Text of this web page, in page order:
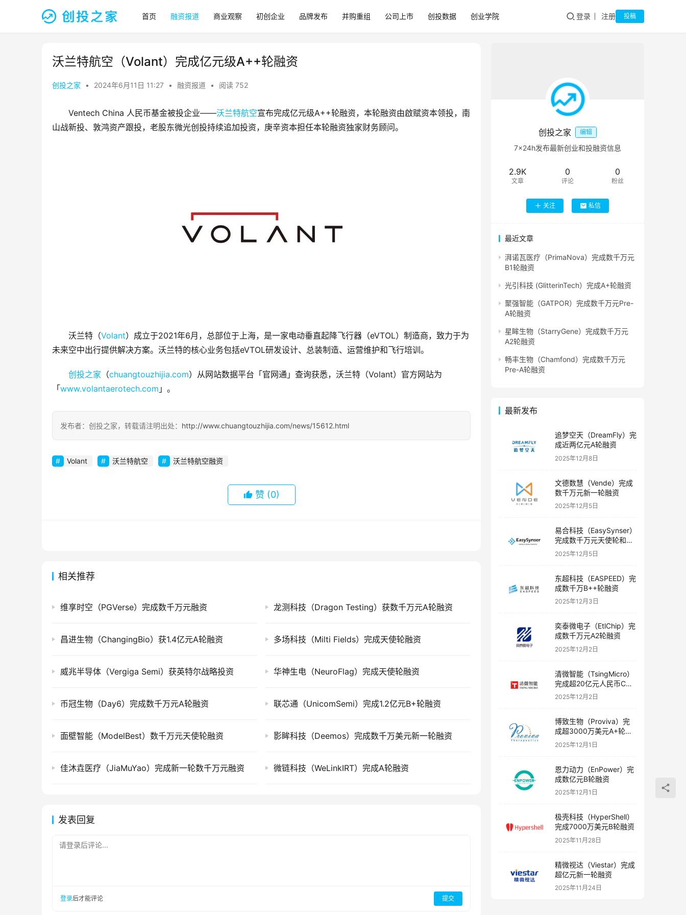
首页 融资报道 商业观察 初创企业 品牌发布 并购重组 公司上市 创投数据 创业学院 登录 注册 投稿
沃兰特航空（Volant）完成亿元级A++轮融资
创投之家 • 2024年6月11日 11:27 • 融资报道 • 阅读 752
Ventech China 人民币基金被投企业——沃兰特航空宣布完成亿元级A++轮融资，本轮融资由啟赋资本领投，南
山战新投、敦鸿资产跟投，老股东微光创投持续追加投资，庚辛资本担任本轮融资独家财务顾问。
沃兰特（Volant）成立于2021年6月，总部位于上海，是一家电动垂直起降飞行器（eVTOL）制造商，致力于为
未来空中出行提供解决方案。沃兰特的核心业务包括eVTOL研发设计、总装制造、运营维护和飞行培训。
创投之家 （chuangtouzhijia.com）从网站数据平台「官网通」查询获悉，沃兰特（Volant）官方网站为
「www.volantaerotech.com 」。
发布者：创投之家，转载请注明出处： http://www.chuangtouzhijia.com/news/15612.html
Volant 沃兰特航空 沃兰特航空融资
赞 (0)
相关推荐
维享时空（PGVerse）完成数千万元融资 龙测科技（Dragon Testing）获数千万元A轮融资
昌进生物（ChangingBio）获1.4亿元A轮融资 多场科技（Milti Fields）完成天使轮融资
威兆半导体（Vergiga Semi）获英特尔战略投资 华神生电（NeuroFlag）完成天使轮融资
币冠生物（Day6）完成数千万元A轮融资 联芯通（UnicomSemi）完成1.2亿元B+轮融资
面壁智能（ModelBest）数千万元天使轮融资 影眸科技（Deemos）完成数千万美元新一轮融资
佳沐垚医疗（JiaMuYao）完成新一轮数千万元融资 微链科技（WeLinkIRT）完成A轮融资
发表回复
请登录后评论...
登录后才能评论 提交
创投之家 编辑
7×24h发布最新创业和投融资信息
2.9K
文章
0
评论
0
粉丝
关注 私信
最近文章
湃诺瓦医疗（PrimaNova）完成数千万元
B1轮融资
光引科技 (GlitterinTech）完成A+轮融资
聚强智能（GATPOR）完成数千万元Pre-
A轮融资
星眸生物（StarryGene）完成数千万元
A2轮融资
畅丰生物（Chamfond）完成数千万元
Pre-A轮融资
最新发布
追梦空天（DreamFly）完
成近两亿元A轮融资
2025年12月8日
文德数慧（Vende）完成
数千万元新一轮融资
2025年12月5日
易合科技（EasySynser）
完成数千万元天使轮和天
使+轮融资
2025年12月5日
东超科技（EASPEED）完
成数千万B++轮融资
2025年12月3日
奕泰微电子（EtlChip）完
成数千万元A2轮融资
2025年12月2日
清微智能（TsingMicro）
完成超20亿元人民币C轮
融资
2025年12月2日
博致生物（Proviva）完
成超3000万美元A+轮融
资
2025年12月1日
恩力动力（EnPower）完
成数亿元B轮融资
2025年12月1日
极壳科技（HyperShell）
完成7000万美元B轮融资
2025年11月28日
精微视达（Viestar）完成
超亿元新一轮融资
2025年11月24日